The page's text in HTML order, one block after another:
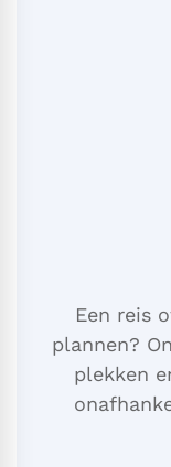
Een reis
plannen?
plekken